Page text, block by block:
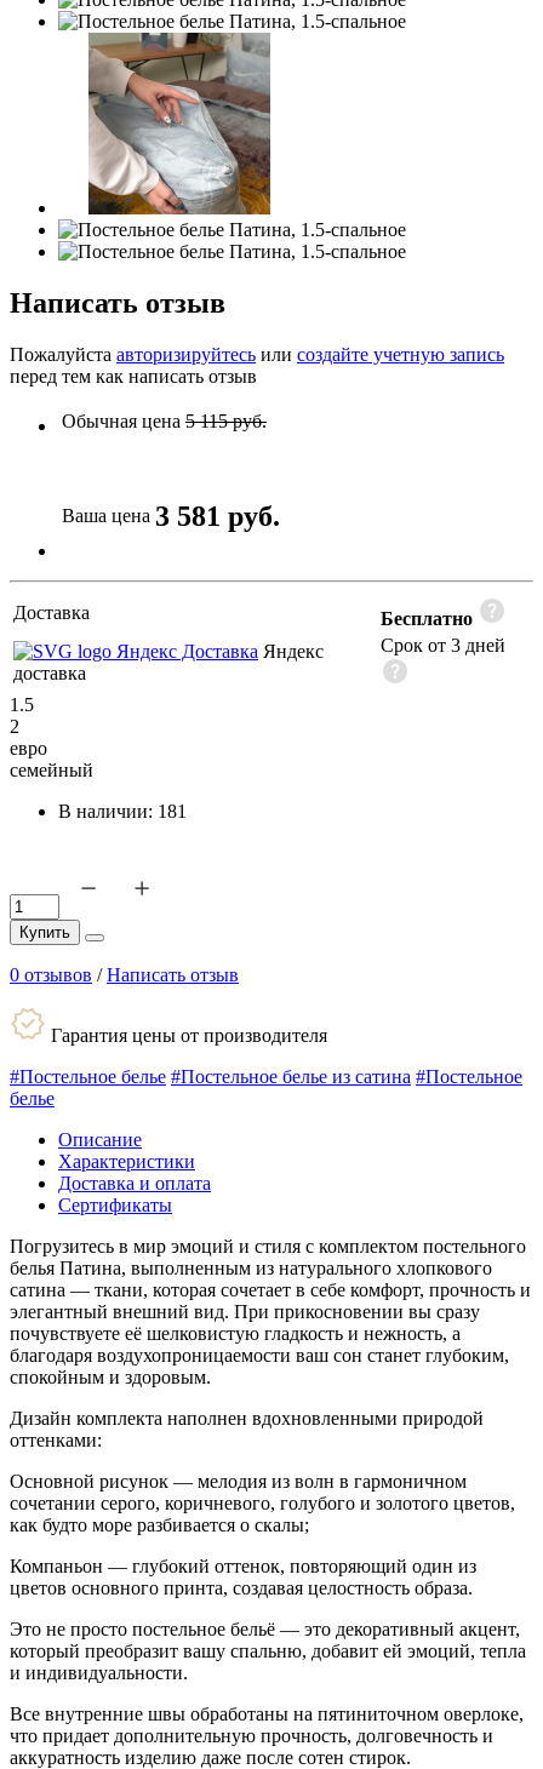
Написать отзыв
Пожалуйста авторизируйтесь или создайте учетную запись
перед тем как написать отзыв
Обычная цена 5 115 руб.
Ваша цена 3 581 руб.
Доставка
Бесплатно
Яндекс
доставка
Срок от 3 дней
1.5
2
евро
семейный
В наличии: 181
Купить
0 отзывов /Написать отзыв
Гарантия цены от производителя
#Постельное белье #Постельное белье из сатина #Постельное
белье
Описание
Характеристики
Доставка и оплата
Сертификаты
Погрузитесь в мир эмоций и стиля с комплектом постельного
белья Патина, выполненным из натурального хлопкового
сатина — ткани, которая сочетает в себе комфорт, прочность и
элегантный внешний вид. При прикосновении вы сразу
почувствуете её шелковистую гладкость и нежность, а
благодаря воздухопроницаемости ваш сон станет глубоким,
спокойным и здоровым.
Дизайн комплекта наполнен вдохновленными природой
оттенками:
Основной рисунок — мелодия из волн в гармоничном
сочетании серого, коричневого, голубого и золотого цветов,
как будто море разбивается о скалы;
Компаньон — глубокий оттенок, повторяющий один из
цветов основного принта, создавая целостность образа.
Это не просто постельное бельё — это декоративный акцент,
который преобразит вашу спальню, добавит ей эмоций, тепла
и индивидуальности.
Все внутренние швы обработаны на пятиниточном оверлоке,
что придает дополнительную прочность, долговечность и
аккуратность изделию даже после сотен стирок.